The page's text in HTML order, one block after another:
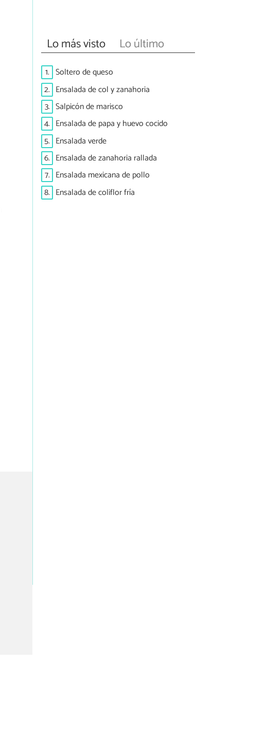
Lo más visto Lo último
1. Soltero de queso
2. Ensalada de col y zanahoria
3. Salpicón de marisco
4. Ensalada de papa y huevo cocido
5. Ensalada verde
6. Ensalada de zanahoria rallada
7. Ensalada mexicana de pollo
8. Ensalada de coliflor fría